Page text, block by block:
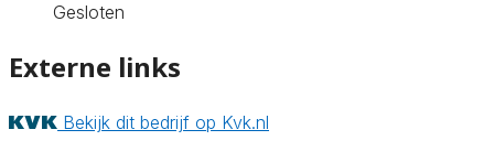
Gesloten
Externe links
Bekijk dit bedrijf op Kvk.nl